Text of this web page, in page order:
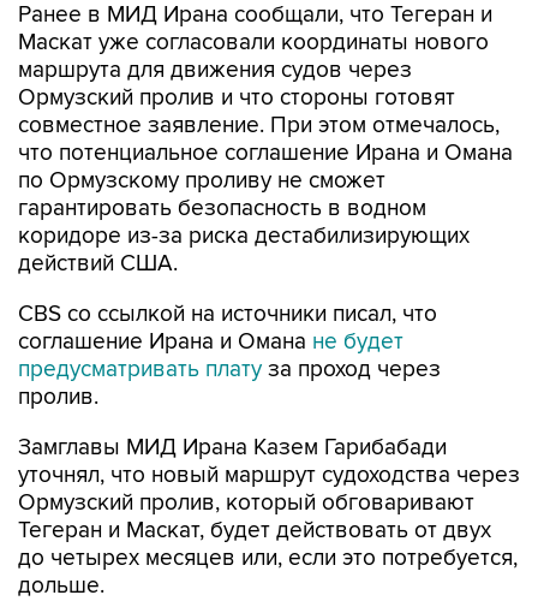
Ранее в МИД Ирана сообщали, что Тегеран и
Маскат уже согласовали координаты нового
маршрута для движения судов через
Ормузский пролив и что стороны готовят
совместное заявление. При этом отмечалось,
что потенциальное соглашение Ирана и Омана
по Ормузскому проливу не сможет
гарантировать безопасность в водном
коридоре из-за риска дестабилизирующих
действий США.
CBS со ссылкой на источники писал, что
соглашение Ирана и Омана не будет
предусматривать плату за проход через
пролив.
Замглавы МИД Ирана Казем Гарибабади
уточнял, что новый маршрут судоходства через
Ормузский пролив, который обговаривают
Тегеран и Маскат, будет действовать от двух
до четырех месяцев или, если это потребуется,
дольше.